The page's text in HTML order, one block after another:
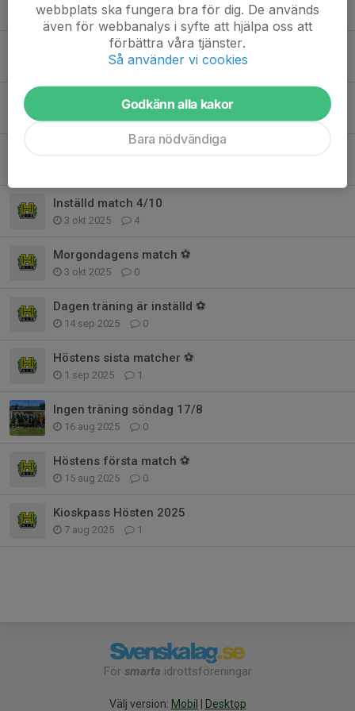
25 mar, 12:25 0
Inställd träning 1:e mard
20 feb, 09:08 0
Inomhusträning
Inställd match 4/10
3 okt 2025 4
Morgondagens match ⚽
3 okt 2025 0
Dagen träning är inställd ⚽️
14 sep 2025 0
Höstens sista matcher ⚽
1 sep 2025 1
Ingen träning söndag 17/8
16 aug 2025 0
Höstens första match ⚽️
15 aug 2025 0
Kioskpass Hösten 2025
7 aug 2025 1
För smarta idrottsföreningar
Välj version: Mobil | Desktop
webbplats ska fungera bra för dig. De används
även för webbanalys i syfte att hjälpa oss att
förbättra våra tjänster.
Så använder vi cookies
Godkänn alla kakor
Bara nödvändiga